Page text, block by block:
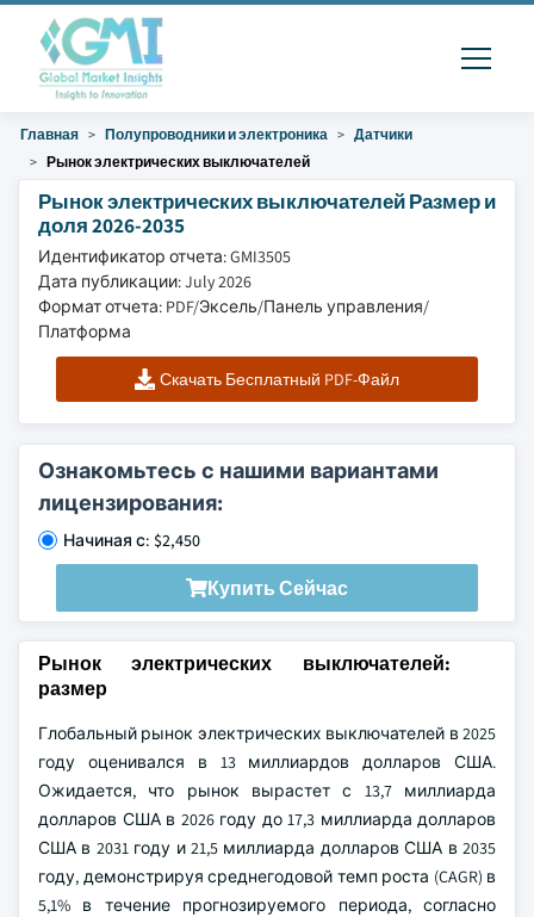
Главная Полупроводники и электроника
Датчики
Рынок электрических выключателей
Рынок электрических выключателей Размер и
доля 2026-2035
Идентификатор отчета: GMI3505
Дата публикации: July 2026
Формат отчета: PDF/Эксель/Панель управления/
Платформа
Скачать Бесплатный PDF-Файл
Ознакомьтесь с нашими вариантами
лицензирования:
Начиная с: $2,450
Купить Сейчас
Рынок электрических выключателей:
размер
Глобальный рынок электрических выключателей в 2025
году оценивался в 13 миллиардов долларов США.
Ожидается, что рынок вырастет с 13,7 миллиарда
долларов США в 2026 году до 17,3 миллиарда долларов
США в 2031 году и 21,5 миллиарда долларов США в 2035
году, демонстрируя среднегодовой темп роста (CAGR) в
5,1% в течение прогнозируемого периода, согласно